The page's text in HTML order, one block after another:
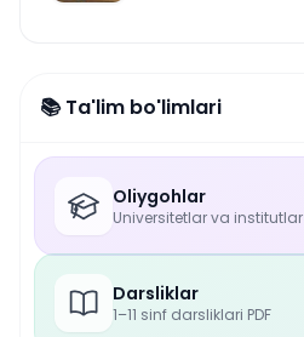
📚 Ta'lim bo'limlari
Oliygohlar
Universitetlar va institutlar
Darsliklar
1–11 sinf darsliklari PDF